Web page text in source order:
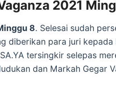
2021
8. Selesai sudah
diberikan para juri
tersingkir selepas
dan Markah Gegar